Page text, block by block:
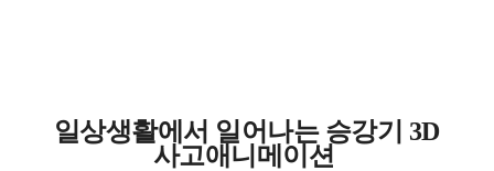
일상생활에서 일어나는 승강기 3D
사고애니메이션